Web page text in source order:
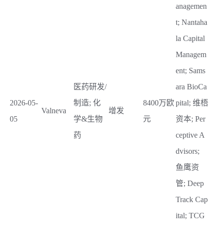
2026-05-
05
Valneva
医药研发/
制造; 化
学&生物
药
增发
8400万欧
元
anagemen
t; Nantaha
la Capital
Managem
ent; Sams
ara BioCa
pital; 维梧
资本; Per
ceptive A
dvisors;
鱼鹰资
管; Deep
Track Cap
ital; TCG